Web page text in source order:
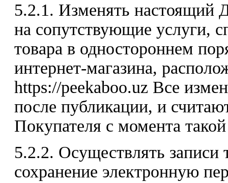
5.2.1. Изменять настоящий
на сопутствующие услуги,
товара в одностороннем
интернет-магазина,
https://peekaboo.uz Все
после публикации, и
Покупателя с момента
5.2.2. Осуществлять записи
сохранение электронную